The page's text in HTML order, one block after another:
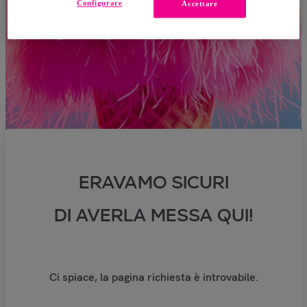
ERAVAMO SICURI
DI AVERLA MESSA QUI!
Ci spiace, la pagina richiesta è introvabile.
Accettare
Configurare